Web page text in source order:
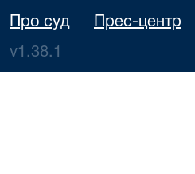
Про суд Прес-центр
v1.38.1